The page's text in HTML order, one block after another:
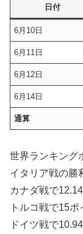
日付
6月10日
6月11日
6月12日
6月14日
通算
世界ランキング
イタリア戦の勝
カナダ戦で
トルコ戦で15ポ
ドイツ戦で